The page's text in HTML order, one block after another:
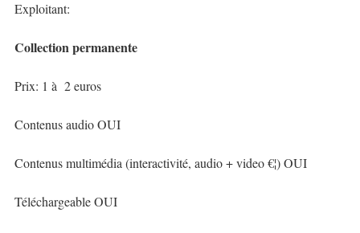
Exploitant:
Collection permanente
Prix: 1 à 2 euros
Contenus audio OUI
Contenus multimédia (interactivité, audio + video €¦) OUI
Téléchargeable OUI